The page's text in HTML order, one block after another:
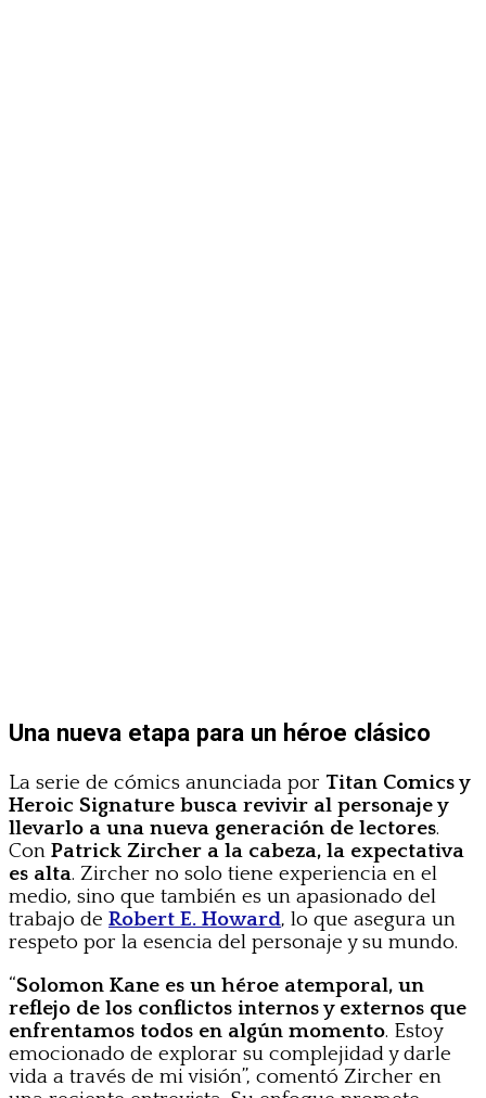
Una nueva etapa para un héroe clásico
La serie de cómics anunciada por Titan Comics y
Heroic Signature busca revivir al personaje y
llevarlo a una nueva generación de lectores.
Con Patrick Zircher a la cabeza, la expectativa
es alta. Zircher no solo tiene experiencia en el
medio, sino que también es un apasionado del
trabajo de Robert E. Howard, lo que asegura un
respeto por la esencia del personaje y su mundo.
“Solomon Kane es un héroe atemporal, un
reflejo de los conflictos internos y externos que
enfrentamos todos en algún momento. Estoy
emocionado de explorar su complejidad y darle
vida a través de mi visión”, comentó Zircher en